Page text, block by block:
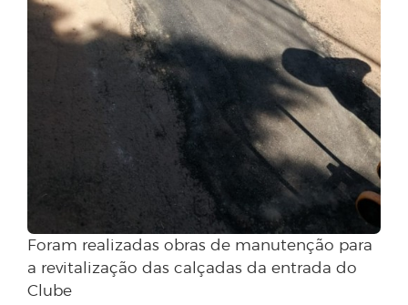
Foram realizadas obras de manutenção para
a revitalização das calçadas da entrada do
Clube